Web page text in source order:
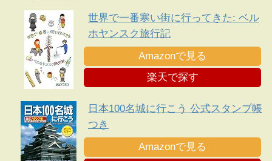
世界で一番寒い街に行ってきた: ベル
ホヤンスク旅行記
Amazonで見る
楽天で探す
日本100名城に行こう 公式スタンプ帳
つき
Amazonで見る